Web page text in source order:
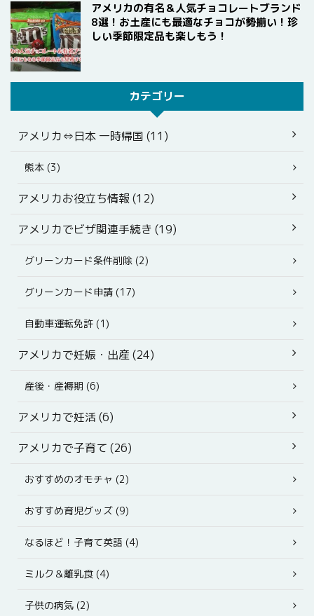
アメリカの有名＆人気チョコレートブランド
8選！お土産にも最適なチョコが勢揃い！珍
しい季節限定品も楽しもう！
カテゴリー
アメリカ⇔日本 一時帰国 (11)
熊本 (3)
アメリカお役立ち情報 (12)
アメリカでビザ関連手続き (19)
グリーンカード条件削除 (2)
グリーンカード申請 (17)
自動車運転免許 (1)
アメリカで妊娠・出産 (24)
産後・産褥期 (6)
アメリカで妊活 (6)
アメリカで子育て (26)
おすすめのオモチャ (2)
おすすめ育児グッズ (9)
なるほど！子育て英語 (4)
ミルク＆離乳食 (4)
子供の病気 (2)